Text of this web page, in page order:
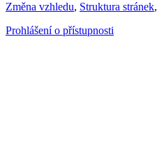
Změna vzhledu, Struktura stránek,
Prohlášení o přístupnosti